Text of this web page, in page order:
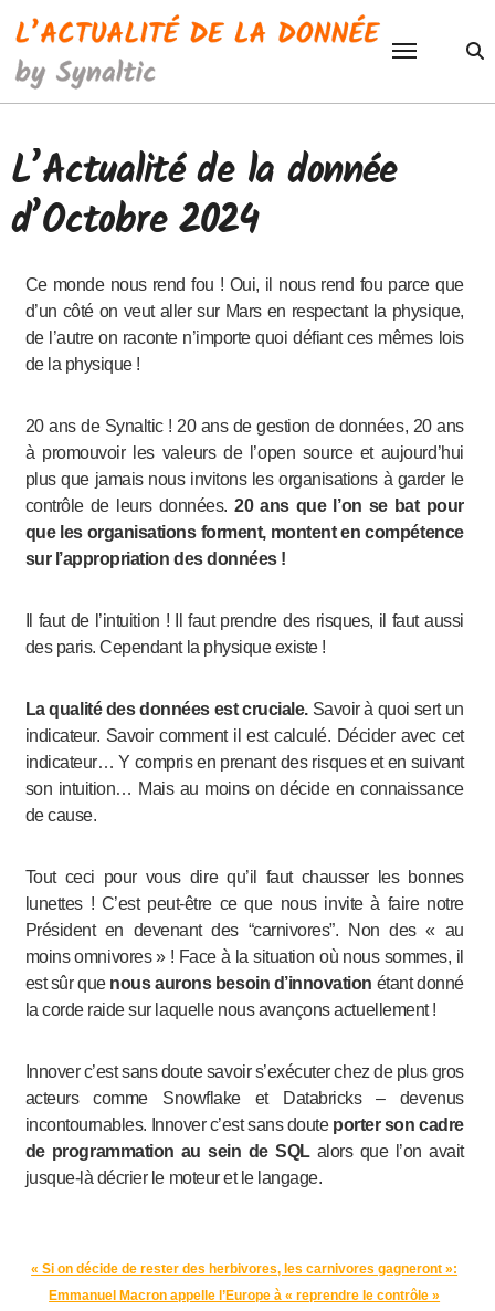
au
contenu
L’Actualité de la donnée
d’Octobre 2024
Ce monde nous rend fou ! Oui, il nous rend fou parce que
d’un côté on veut aller sur Mars en respectant la physique,
de l’autre on raconte n’importe quoi défiant ces mêmes lois
de la physique !
20 ans de Synaltic ! 20 ans de gestion de données, 20 ans
à promouvoir les valeurs de l’open source et aujourd’hui
plus que jamais nous invitons les organisations à garder le
contrôle de leurs données. 20 ans que l’on se bat pour
que les organisations forment, montent en compétence
sur l’appropriation des données !
Il faut de l’intuition ! Il faut prendre des risques, il faut aussi
des paris. Cependant la physique existe !
La qualité des données est cruciale. Savoir à quoi sert un
indicateur. Savoir comment il est calculé. Décider avec cet
indicateur… Y compris en prenant des risques et en suivant
son intuition… Mais au moins on décide en connaissance
de cause.
Tout ceci pour vous dire qu’il faut chausser les bonnes
lunettes ! C’est peut-être ce que nous invite à faire notre
Président en devenant des “carnivores”. Non des « au
moins omnivores » ! Face à la situation où nous sommes, il
est sûr que nous aurons besoin d’innovation étant donné
la corde raide sur laquelle nous avançons actuellement !
Innover c’est sans doute savoir s’exécuter chez de plus gros
acteurs comme Snowflake et Databricks – devenus
incontournables. Innover c’est sans doute porter son cadre
de programmation au sein de SQLalors que l’on avait
jusque-là décrier le moteur et le langage.
« Si on décide de rester des herbivores, les carnivores gagneront »:
Emmanuel Macron appelle l’Europe à « reprendre le contrôle »